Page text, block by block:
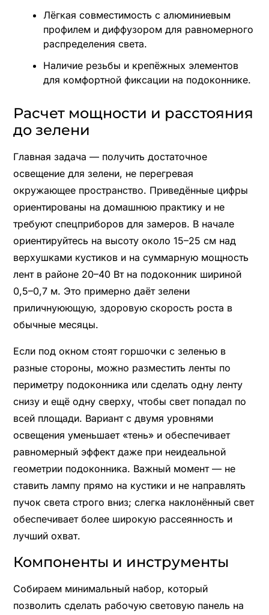
Лёгкая совместимость с алюминиевым
профилем и диффузором для равномерного
распределения света.
Наличие резьбы и крепёжных элементов
для комфортной фиксации на подоконнике.
Расчет мощности и расстояния
до зелени
Главная задача — получить достаточное
освещение для зелени, не перегревая
окружающее пространство. Приведённые цифры
ориентированы на домашнюю практику и не
требуют спецприборов для замеров. В начале
ориентируйтесь на высоту около 15–25 см над
верхушками кустиков и на суммарную мощность
лент в районе 20–40 Вт на подоконник шириной
0,5–0,7 м. Это примерно даёт зелени
приличнуюющую, здоровую скорость роста в
обычные месяцы.
Если под окном стоят горшочки с зеленью в
разные стороны, можно разместить ленты по
периметру подоконника или сделать одну ленту
снизу и ещё одну сверху, чтобы свет попадал по
всей площади. Вариант с двумя уровнями
освещения уменьшает «тень» и обеспечивает
равномерный эффект даже при неидеальной
геометрии подоконника. Важный момент — не
ставить лампу прямо на кустики и не направлять
пучок света строго вниз; слегка наклонённый свет
обеспечивает более широкую рассеянность и
лучший охват.
Компоненты и инструменты
Собираем минимальный набор, который
позволить сделать рабочую световую панель на